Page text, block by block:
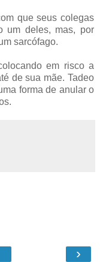
que seus colegas
um deles, mas, por
sarcófago.
em risco a
de sua mãe. Tadeo
forma de anular o
›